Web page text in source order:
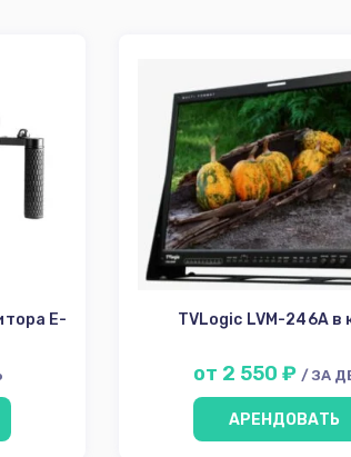
E-
TVLogic LVM-246A в
от 2 550 ₽ / ЗА
АРЕНДОВАТЬ